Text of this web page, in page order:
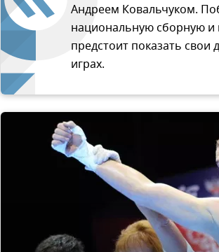
Андреем Ковальчуком.
национальную сборную и
предстоит показать
играх.